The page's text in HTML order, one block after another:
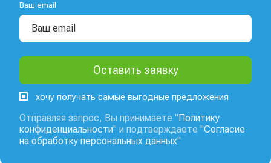
Ваш email
хочу получать самые выгодные предложения
Отправляя запрос, Вы принимаете " Политику
конфиденциальности" и подтверждаете "Согласие
на обработку персональных данных"